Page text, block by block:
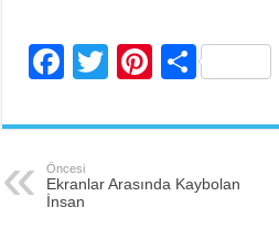
F
c
e
b
T
tt
Pi
er
st
S
ar
Öncesi
Ekranlar Arasında Kaybolan
İnsan